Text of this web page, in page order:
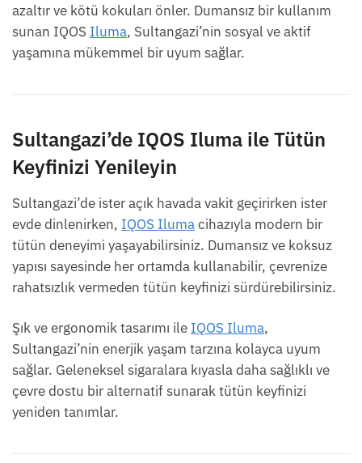
azaltır ve kötü kokuları önler. Dumansız bir kullanım
sunan IQOS Iluma, Sultangazi’nin sosyal ve aktif
yaşamına mükemmel bir uyum sağlar.
Sultangazi’de IQOS Iluma ile Tütün
Keyfinizi Yenileyin
Sultangazi’de ister açık havada vakit geçirirken ister
evde dinlenirken, IQOS Ilumacihazıyla modern bir
tütün deneyimi yaşayabilirsiniz. Dumansız ve koksuz
yapısı sayesinde her ortamda kullanabilir, çevrenize
rahatsızlık vermeden tütün keyfinizi sürdürebilirsiniz.
Şık ve ergonomik tasarımı ile IQOS Iluma,
Sultangazi’nin enerjik yaşam tarzına kolayca uyum
sağlar. Geleneksel sigaralara kıyasla daha sağlıklı ve
çevre dostu bir alternatif sunarak tütün keyfinizi
yeniden tanımlar.